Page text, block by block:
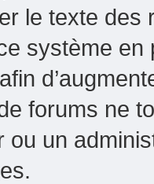
le texte des
système en
forums ne
ou un